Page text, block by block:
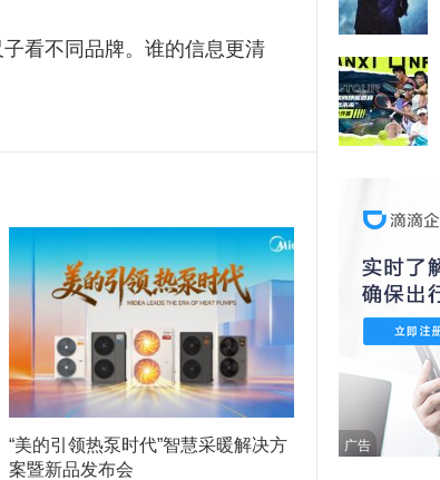
看不同品牌。谁的信息更清
“美的引领热泵时代”智慧采暖解决方
案暨新品发布会
广告